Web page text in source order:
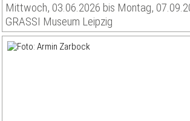
Mittwoch, 03.06.2026 bis Montag,
GRASSI Museum Leipzig